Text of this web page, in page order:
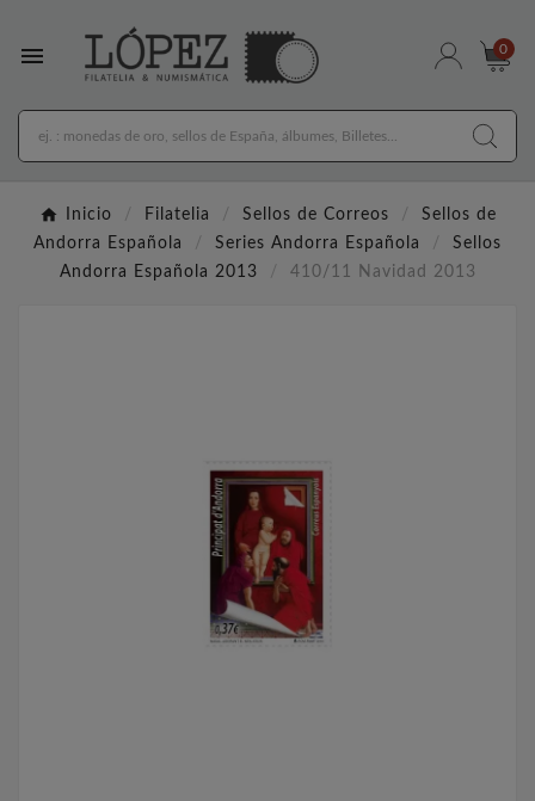
 0
Inicio Filatelia Sellos de Correos
Sellos de
Andorra Española
Series Andorra Española
Sellos
Andorra Española 2013
410/11 Navidad 2013